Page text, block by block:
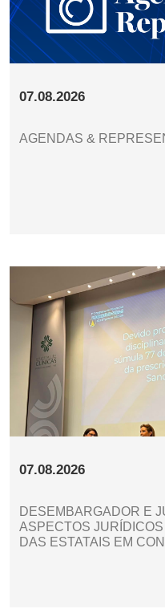
07.08.2026
AGENDAS &
07.08.2026
DESEMBARGADOR E
ASPECTOS
DAS ESTATAIS EM